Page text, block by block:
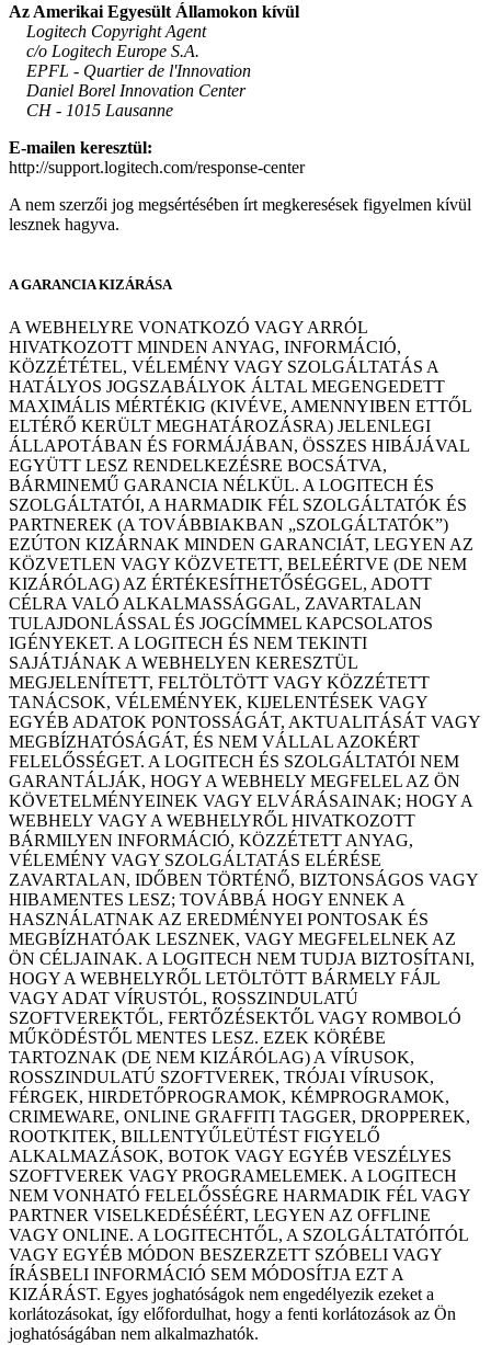
Az Amerikai Egyesült Államokon kívül
Logitech Copyright Agent
c/o Logitech Europe S.A.
EPFL - Quartier de l'Innovation
Daniel Borel Innovation Center
CH - 1015 Lausanne
E-mailen keresztül:
http://support.logitech.com/response-center
A nem szerzői jog megsértésében írt megkeresések figyelmen kívül
lesznek hagyva.
A GARANCIA KIZÁRÁSA
A WEBHELYRE VONATKOZÓ VAGY ARRÓL
HIVATKOZOTT MINDEN ANYAG, INFORMÁCIÓ,
KÖZZÉTÉTEL, VÉLEMÉNY VAGY SZOLGÁLTATÁS A
HATÁLYOS JOGSZABÁLYOK ÁLTAL MEGENGEDETT
MAXIMÁLIS MÉRTÉKIG (KIVÉVE, AMENNYIBEN ETTŐL
ELTÉRŐ KERÜLT MEGHATÁROZÁSRA) JELENLEGI
ÁLLAPOTÁBAN ÉS FORMÁJÁBAN, ÖSSZES HIBÁJÁVAL
EGYÜTT LESZ RENDELKEZÉSRE BOCSÁTVA,
BÁRMINEMŰ GARANCIA NÉLKÜL. A LOGITECH ÉS
SZOLGÁLTATÓI, A HARMADIK FÉL SZOLGÁLTATÓK ÉS
PARTNEREK (A TOVÁBBIAKBAN „SZOLGÁLTATÓK”)
EZÚTON KIZÁRNAK MINDEN GARANCIÁT, LEGYEN AZ
KÖZVETLEN VAGY KÖZVETETT, BELEÉRTVE (DE NEM
KIZÁRÓLAG) AZ ÉRTÉKESÍTHETŐSÉGGEL, ADOTT
CÉLRA VALÓ ALKALMASSÁGGAL, ZAVARTALAN
TULAJDONLÁSSAL ÉS JOGCÍMMEL KAPCSOLATOS
IGÉNYEKET. A LOGITECH ÉS NEM TEKINTI
SAJÁTJÁNAK A WEBHELYEN KERESZTÜL
MEGJELENÍTETT, FELTÖLTÖTT VAGY KÖZZÉTETT
TANÁCSOK, VÉLEMÉNYEK, KIJELENTÉSEK VAGY
EGYÉB ADATOK PONTOSSÁGÁT, AKTUALITÁSÁT VAGY
MEGBÍZHATÓSÁGÁT, ÉS NEM VÁLLAL AZOKÉRT
FELELŐSSÉGET. A LOGITECH ÉS SZOLGÁLTATÓI NEM
GARANTÁLJÁK, HOGY A WEBHELY MEGFELEL AZ ÖN
KÖVETELMÉNYEINEK VAGY ELVÁRÁSAINAK; HOGY A
WEBHELY VAGY A WEBHELYRŐL HIVATKOZOTT
BÁRMILYEN INFORMÁCIÓ, KÖZZÉTETT ANYAG,
VÉLEMÉNY VAGY SZOLGÁLTATÁS ELÉRÉSE
ZAVARTALAN, IDŐBEN TÖRTÉNŐ, BIZTONSÁGOS VAGY
HIBAMENTES LESZ; TOVÁBBÁ HOGY ENNEK A
HASZNÁLATNAK AZ EREDMÉNYEI PONTOSAK ÉS
MEGBÍZHATÓAK LESZNEK, VAGY MEGFELELNEK AZ
ÖN CÉLJAINAK. A LOGITECH NEM TUDJA BIZTOSÍTANI,
HOGY A WEBHELYRŐL LETÖLTÖTT BÁRMELY FÁJL
VAGY ADAT VÍRUSTÓL, ROSSZINDULATÚ
SZOFTVEREKTŐL, FERTŐZÉSEKTŐL VAGY ROMBOLÓ
MŰKÖDÉSTŐL MENTES LESZ. EZEK KÖRÉBE
TARTOZNAK (DE NEM KIZÁRÓLAG) A VÍRUSOK,
ROSSZINDULATÚ SZOFTVEREK, TRÓJAI VÍRUSOK,
FÉRGEK, HIRDETŐPROGRAMOK, KÉMPROGRAMOK,
CRIMEWARE, ONLINE GRAFFITI TAGGER, DROPPEREK,
ROOTKITEK, BILLENTYŰLEÜTÉST FIGYELŐ
ALKALMAZÁSOK, BOTOK VAGY EGYÉB VESZÉLYES
SZOFTVEREK VAGY PROGRAMELEMEK. A LOGITECH
NEM VONHATÓ FELELŐSSÉGRE HARMADIK FÉL VAGY
PARTNER VISELKEDÉSÉÉRT, LEGYEN AZ OFFLINE
VAGY ONLINE. A LOGITECHTŐL, A SZOLGÁLTATÓITÓL
VAGY EGYÉB MÓDON BESZERZETT SZÓBELI VAGY
ÍRÁSBELI INFORMÁCIÓ SEM MÓDOSÍTJA EZT A
KIZÁRÁST. Egyes joghatóságok nem engedélyezik ezeket a
korlátozásokat, így előfordulhat, hogy a fenti korlátozások az Ön
joghatóságában nem alkalmazhatók.